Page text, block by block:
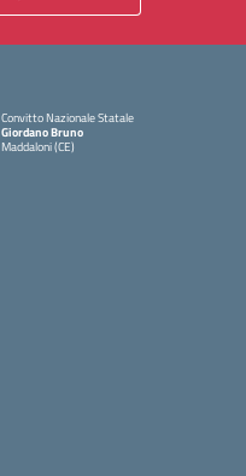
Convitto Nazionale Statale
Giordano Bruno
Maddaloni (CE)